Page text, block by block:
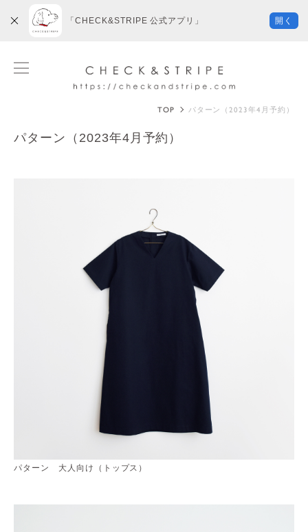
TOP パターン（2023年4月予約）
パターン（2023年4月予約）
パターン 大人向け（トップス）
「CHECK&STRIPE 公式アプリ」 開く